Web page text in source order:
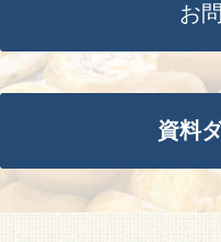
お
資料